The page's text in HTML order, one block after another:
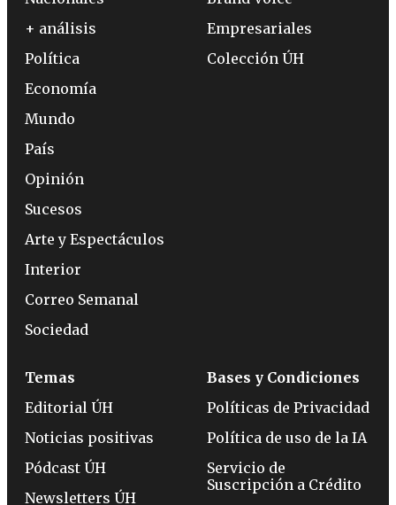
+ análisis
Política
Economía
Mundo
País
Opinión
Sucesos
Arte y Espectáculos
Interior
Correo Semanal
Sociedad
Empresariales
Colección ÚH
Temas
Editorial ÚH
Noticias positivas
Pódcast ÚH
Newsletters ÚH
Bases y Condiciones
Políticas de Privacidad
Política de uso de la IA
Servicio de
Suscripción a Crédito